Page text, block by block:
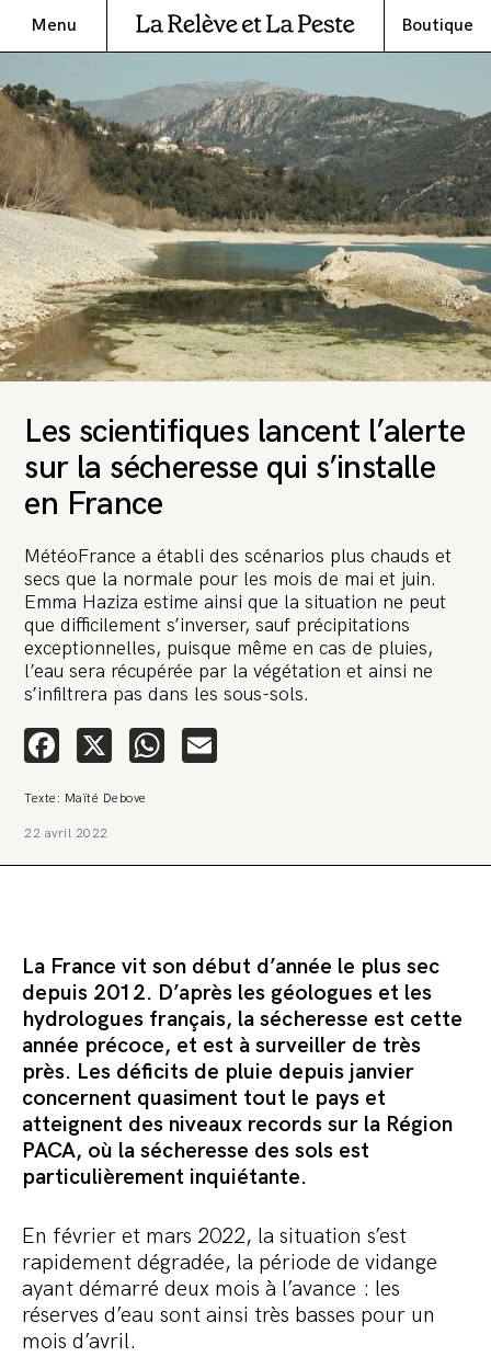
Menu Boutique
Les scientifiques lancent l’alerte
sur la sécheresse qui s’installe
en France
MétéoFrance a établi des scénarios plus chauds et
secs que la normale pour les mois de mai et juin.
Emma Haziza estime ainsi que la situation ne peut
que difficilement s’inverser, sauf précipitations
exceptionnelles, puisque même en cas de pluies,
l’eau sera récupérée par la végétation et ainsi ne
s’infiltrera pas dans les sous-sols.
Facebook
X WhatsApp
Texte: Maïté Debove
22 avril 2022
La France vit son début d’année le plus sec
depuis 2012. D’après les géologues et les
hydrologues français, la sécheresse est cette
année précoce, et est à surveiller de très
près. Les déficits de pluie depuis janvier
concernent quasiment tout le pays et
atteignent des niveaux records sur la Région
PACA, où la sécheresse des sols est
particulièrement inquiétante.
En février et mars 2022, la situation s’est
rapidement dégradée, la période de vidange
ayant démarré deux mois à l’avance : les
réserves d’eau sont ainsi très basses pour un
mois d’avril.
🚨 L’heure est grave. Une
multinationale tente d’anéantir La
🔥 Le groupe Pierre Fabre, qui pèse 3,2 milliards d’euros, nous
Une procédure bâillon. Notre tort ? Avoir voulu protéger
veut nous faire taire. Cette procédure bâillon vise à nous affaiblir et,
aujourd’hui une grande campagne de soutien avec un premier
Commander le pack